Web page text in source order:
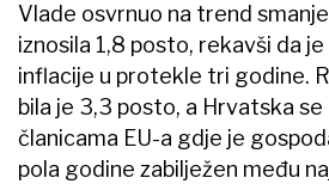
Vlade osvrnuo na trend
iznosila 1,8 posto, rekavši da
inflacije u protekle tri godine.
bila je 3,3 posto, a Hrvatska se
članicama EU-a gdje je
pola godine zabilježen među